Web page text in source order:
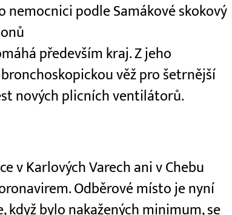
nemocnici podle Samákové skokový
především kraj. Z jeho
věž pro šetrnější
nových plicních ventilátorů.
v Karlových Varech ani v Chebu
Odběrové místo je nyní
bylo nakažených minimum, se